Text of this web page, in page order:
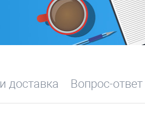
доставка Вопрос-ответ